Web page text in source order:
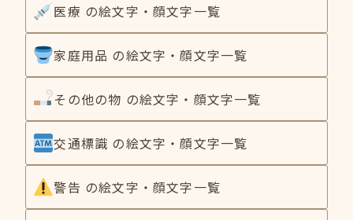
医療 の絵文字・顔文字一覧
家庭用品 の絵文字・顔文字一覧
その他の物 の絵文字・顔文字一覧
交通標識 の絵文字・顔文字一覧
警告 の絵文字・顔文字一覧